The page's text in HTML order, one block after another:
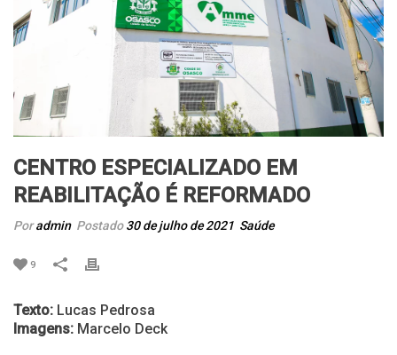
CENTRO ESPECIALIZADO EM
REABILITAÇÃO É REFORMADO
Poradmin Postado30 de julho de 2021 Saúde
9
Texto: Lucas Pedrosa
Imagens: Marcelo Deck